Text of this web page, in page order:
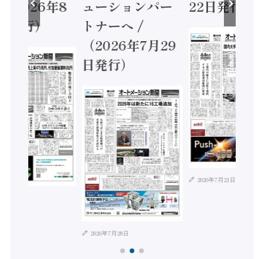
2026年8
発行）
ューションパー
トナーへ /
（2026年7月29
日発行）
2026年7月28日
22日発行）
2026年7月21日